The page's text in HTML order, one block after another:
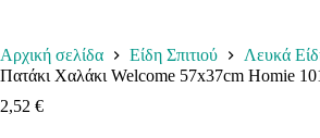
Αρχική σελίδα Είδη Σπιτιού
Λευκά
Πατάκι Χαλάκι Welcome 57x37cm Homie
2,52 €